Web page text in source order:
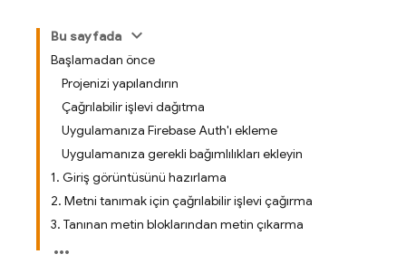
Bu sayfada
Başlamadan önce
Projenizi yapılandırın
Çağrılabilir işlevi dağıtma
Uygulamanıza Firebase Auth'ı ekleme
Uygulamanıza gerekli bağımlılıkları ekleyin
1. Giriş görüntüsünü hazırlama
2. Metni tanımak için çağrılabilir işlevi çağırma
3. Tanınan metin bloklarından metin çıkarma